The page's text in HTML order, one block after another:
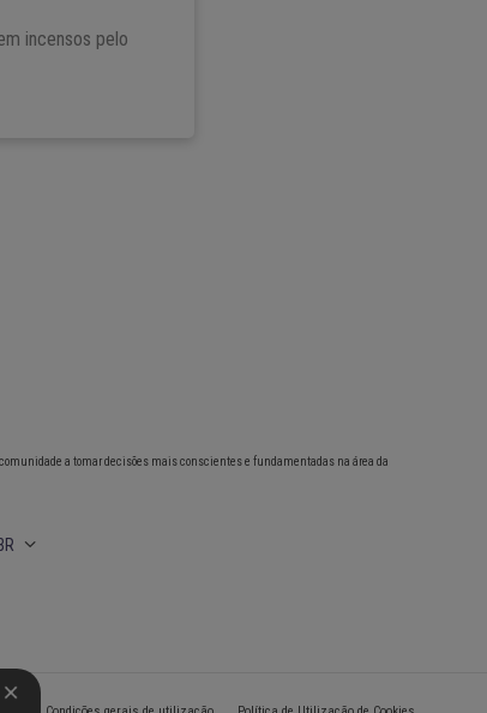
incensos pelo
a tomar decisões mais conscientes e fundamentadas na área da